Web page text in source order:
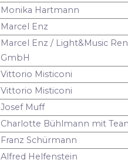
Monika Hartmann
Marcel Enz
Marcel Enz / Light&Music
GmbH
Vittorio Misticoni
Vittorio Misticoni
Josef Muff
Charlotte Bühlmann mit
Franz Schürmann
Alfred Helfenstein